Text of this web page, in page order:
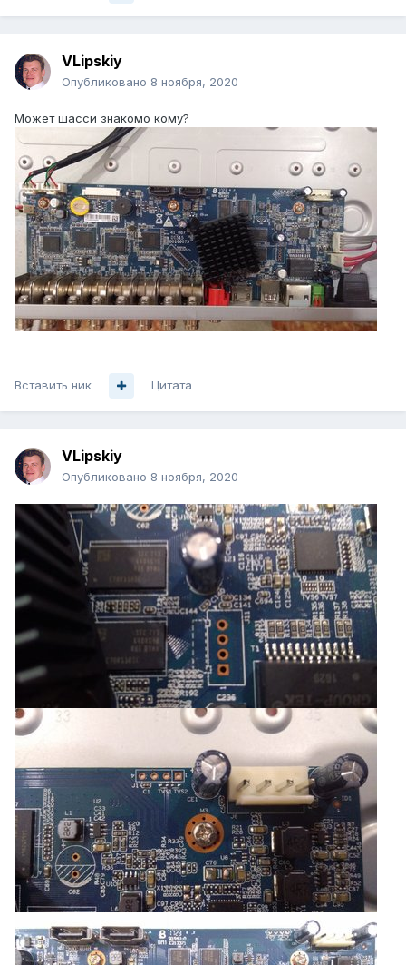
VLipskiy
Опубликовано 8 ноября, 2020
Может шасси знакомо кому?
Вставить ник Цитата
VLipskiy
Опубликовано 8 ноября, 2020